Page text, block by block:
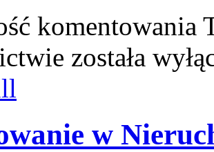
komentowania
została
w